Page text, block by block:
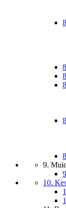
9.
10.